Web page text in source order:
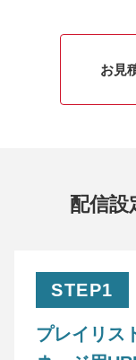
お見
配信設
STEP1
プレイリス